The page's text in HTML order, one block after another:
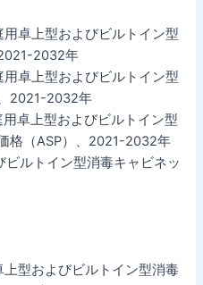
卓上型およびビルトイン型
2032年
卓上型およびビルトイン型
2021-2032年
卓上型およびビルトイン型
格（ASP）、2021-2032年
ルトイン型消毒キャビネッ
型およびビルトイン型消毒